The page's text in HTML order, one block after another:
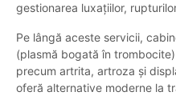
gestionarea luxațiilor,
Pe lângă aceste servicii,
(plasmă bogată în
precum artrita, artroza și
oferă alternative moderne la